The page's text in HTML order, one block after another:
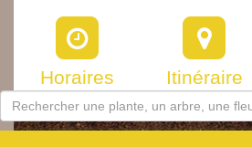
Horaires Itinéraire